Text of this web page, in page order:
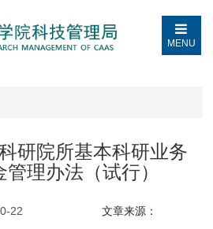
MENU
研院所基本科研业务
理办法（试行）
22
文章来源：